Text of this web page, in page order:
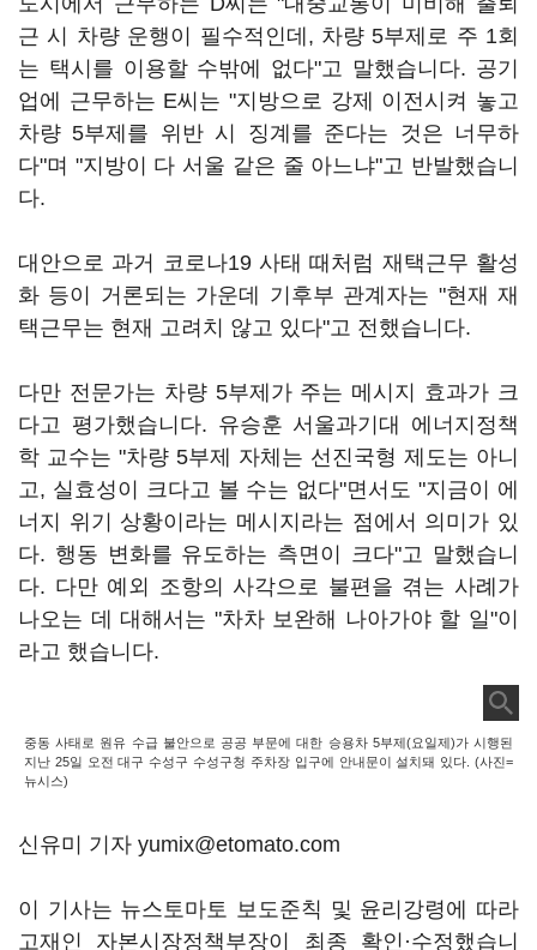
근 시 차량 운행이 필수적인데, 차량 5부제로 주 1회
는 택시를 이용할 수밖에 없다"고 말했습니다. 공기
업에 근무하는 E씨는 "지방으로 강제 이전시켜 놓고
차량 5부제를 위반 시 징계를 준다는 것은 너무하
다"며 "지방이 다 서울 같은 줄 아느냐"고 반발했습니
다.
대안으로 과거 코로나19 사태 때처럼 재택근무 활성
화 등이 거론되는 가운데 기후부 관계자는 "현재 재
택근무는 현재 고려치 않고 있다"고 전했습니다.
다만 전문가는 차량 5부제가 주는 메시지 효과가 크
다고 평가했습니다. 유승훈 서울과기대 에너지정책
학 교수는 "차량 5부제 자체는 선진국형 제도는 아니
고, 실효성이 크다고 볼 수는 없다"면서도 "지금이 에
너지 위기 상황이라는 메시지라는 점에서 의미가 있
다. 행동 변화를 유도하는 측면이 크다"고 말했습니
다. 다만 예외 조항의 사각으로 불편을 겪는 사례가
나오는 데 대해서는 "차차 보완해 나아가야 할 일"이
라고 했습니다.
중동 사태로 원유 수급 불안으로 공공 부문에 대한 승용차 5부제(요일제)가 시행된
지난 25일 오전 대구 수성구 수성구청 주차장 입구에 안내문이 설치돼 있다. (사진=
뉴시스)
신유미 기자 yumix@etomato.com
이 기사는 뉴스토마토 보도준칙 및 윤리강령에 따라
고재인 자본시장정책부장이 최종 확인·수정했습니